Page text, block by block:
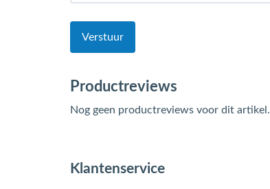
Verstuur
Productreviews
Nog geen productreviews voor dit artikel.
Klantenservice